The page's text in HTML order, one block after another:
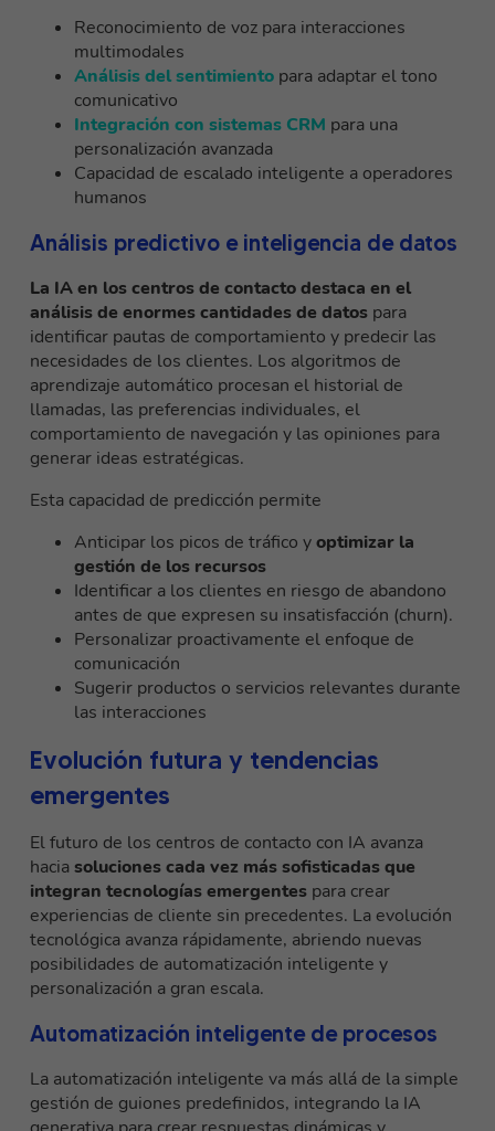
Reconocimiento de voz para interacciones
multimodales
Análisis del sentimiento para adaptar el tono
comunicativo
Integración con sistemas CRM para una
personalización avanzada
Capacidad de escalado inteligente a operadores
humanos
Análisis predictivo e inteligencia de datos
La IA en los centros de contacto destaca en el
análisis de enormes cantidades de datos para
identificar pautas de comportamiento y predecir las
necesidades de los clientes. Los algoritmos de
aprendizaje automático procesan el historial de
llamadas, las preferencias individuales, el
comportamiento de navegación y las opiniones para
generar ideas estratégicas.
Esta capacidad de predicción permite
Anticipar los picos de tráfico yoptimizar la
gestión de los recursos
Identificar a los clientes en riesgo de abandono
antes de que expresen su insatisfacción (churn).
Personalizar proactivamente el enfoque de
comunicación
Sugerir productos o servicios relevantes durante
las interacciones
Evolución futura y tendencias
emergentes
El futuro de los centros de contacto con IA avanza
haciasoluciones cada vez más sofisticadas que
integran tecnologías emergentes para crear
experiencias de cliente sin precedentes. La evolución
tecnológica avanza rápidamente, abriendo nuevas
posibilidades de automatización inteligente y
personalización a gran escala.
Automatización inteligente de procesos
La automatización inteligente va más allá de la simple
gestión de guiones predefinidos, integrando la IA